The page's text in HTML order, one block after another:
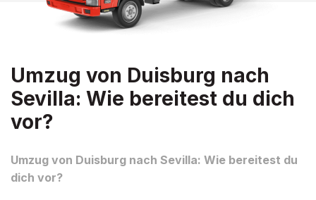
Umzug von Duisburg nach
Sevilla: Wie bereitest du dich
vor?
Umzug von Duisburg nach Sevilla: Wie bereitest du
dich vor?